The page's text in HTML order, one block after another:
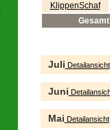
KlippenSchaf
Gesamt
Juli Detailansicht
Juni
Mai Detailansicht